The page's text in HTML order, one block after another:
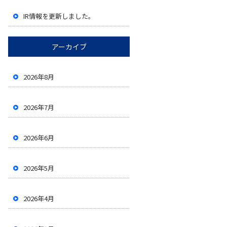
IR情報を更新しました。
アーカイブ
2026年8月
2026年7月
2026年6月
2026年5月
2026年4月